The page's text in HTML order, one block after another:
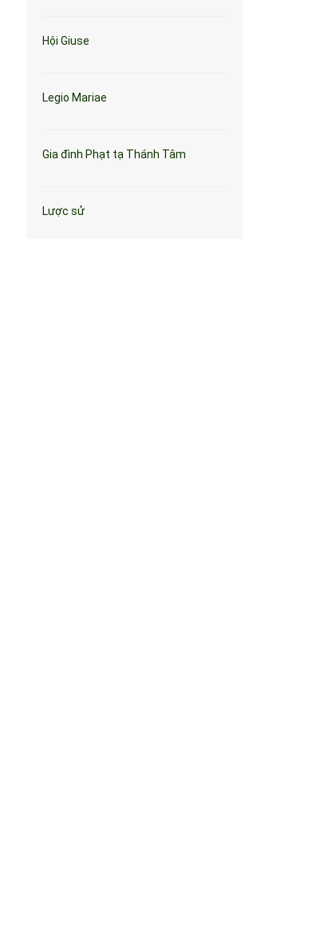
Hội Giuse
Legio Mariae
Gia đình Phạt tạ Thánh Tâm
Lược sử